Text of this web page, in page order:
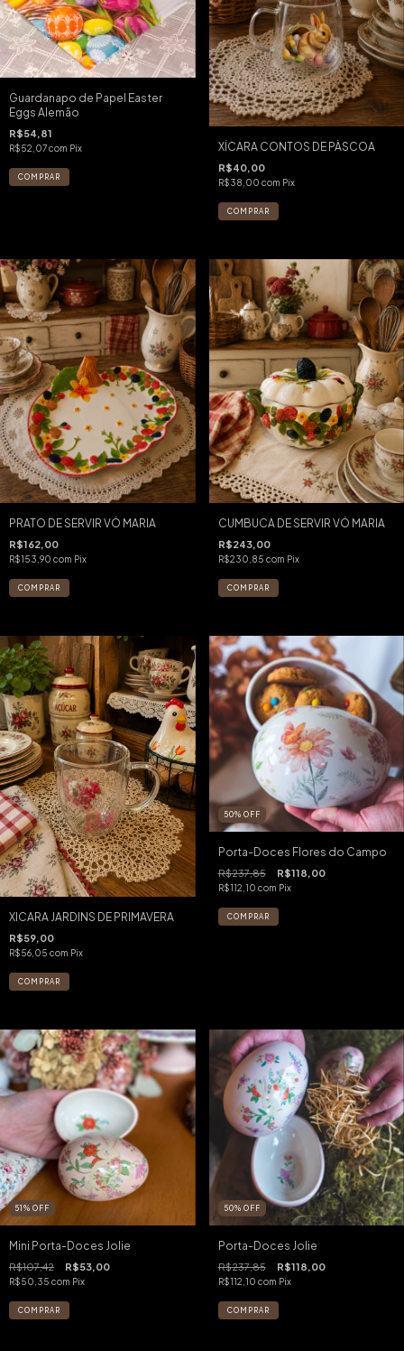
Guardanapo de Papel Easter
Eggs Alemão
R$54,81
R$52,07com Pix XÍCARA CONTOS DE PÀSCOA
R$40,00
R$38,00 com Pix
PRATO DE SERVIR VÓ MARIA
R$162,00
R$153,90 com Pix
CUMBUCA DE SERVIR VÓ MARIA
R$243,00
R$230,85 com Pix
XICARA JARDINS DE PRIMAVERA
R$59,00
R$56,05 com Pix
50% OFF
Porta-Doces Flores do Campo
R$237,85 R$118,00
R$112,10 com Pix
51 % OFF
Mini Porta-Doces Jolie
R$107,42 R$53,00
R$50,35 com Pix
50% OFF
Porta-Doces Jolie
R$237,85 R$118,00
R$112,10 com Pix